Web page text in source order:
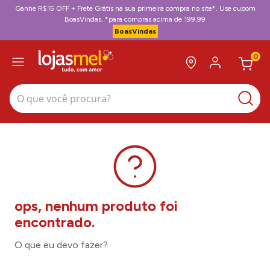
Ganhe R$15 OFF + Frete Grátis na sua primeira compra no site*. Use cupom
BoasVindas. *para compras acima de 199,99
BoasVindas
0
O que você procura?
O que eu devo fazer?